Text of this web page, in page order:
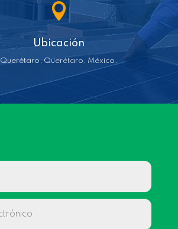

Ubicación
Querétaro, Querétaro, México.